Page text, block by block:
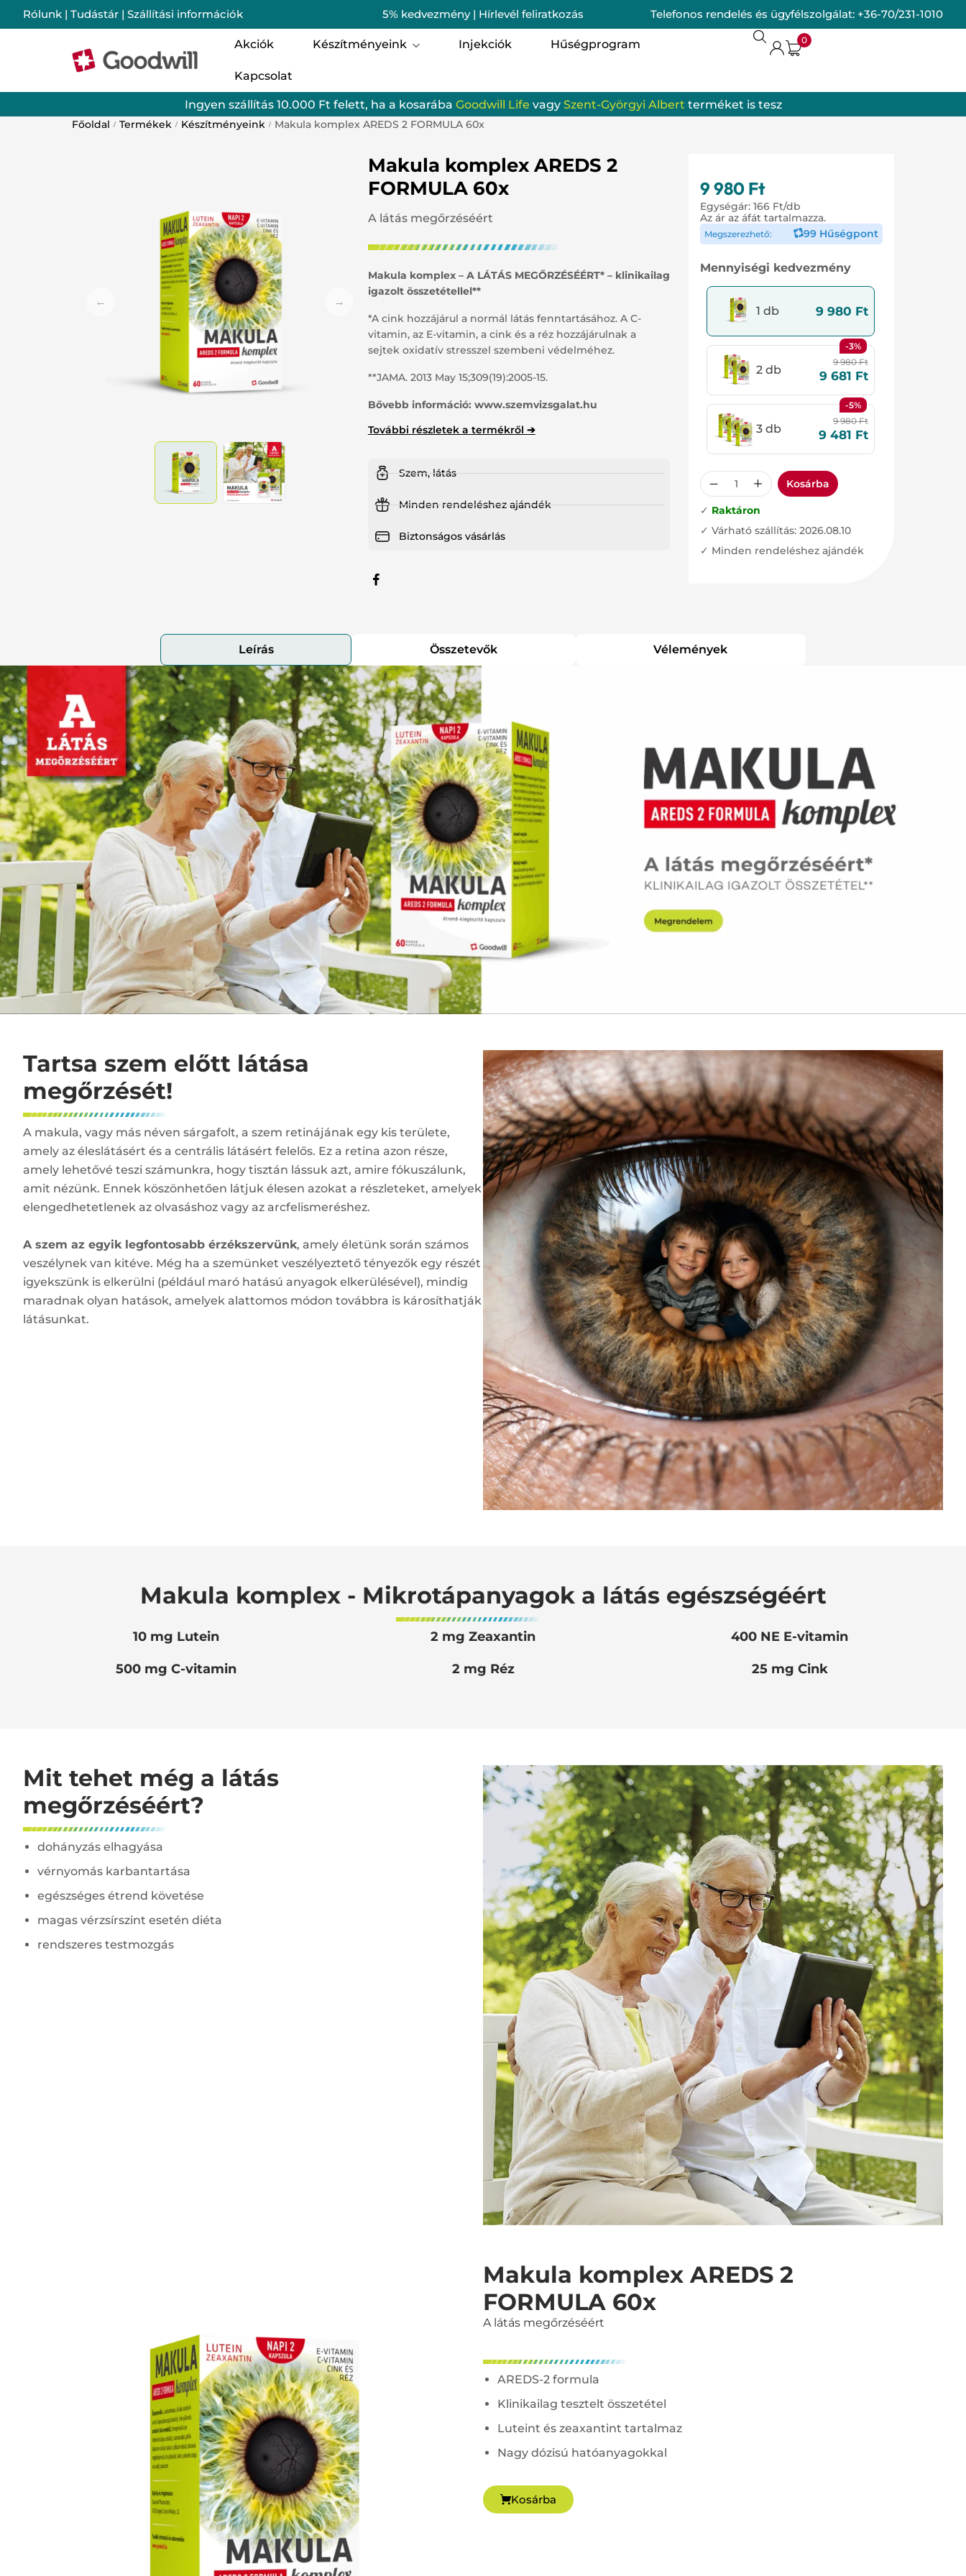
Rólunk | Tudástár | Szállítási információk 5% kedvezmény | Hírlevél feliratkozás Telefonos rendelés és ügyfélszolgálat: +36-70/231-1010
Akciók Készítményeink
Csomagok Szent-Györgyi Albert termékek
Mozgásszervi termékek
Babatervezés Gyerekeknek
Szellemi frissesség és egyensúly Emésztőrendszer
Goodwill Life termékek Vérkeringés
Testsúlykontroll Haj, bőr, köröm
Speciális támogatás
Injekciók Hűségprogram
Kapcsolat
0
Ingyen szállítás 10.000 Ft felett, ha a kosarába Goodwill Life vagy Szent-Györgyi Albert terméket is tesz
Főoldal / Termékek / Készítményeink / Makula komplex AREDS 2 FORMULA 60x
Makula komplex AREDS 2
FORMULA 60x
A látás megőrzéséért
Makula komplex – A LÁTÁS MEGŐRZÉSÉÉRT* – klinikailag
igazolt összetétellel**
*A cink hozzájárul a normál látás fenntartásához. A C-
vitamin, az E-vitamin, a cink és a réz hozzájárulnak a
sejtek oxidatív stresszel szembeni védelméhez.
**JAMA. 2013 May 15;309(19):2005-15.
Bővebb információ: www.szemvizsgalat.hu
További részletek a termékről ➔
Szem, látás
Minden rendeléshez ajándék
Biztonságos vásárlás
9 980 Ft
Egységár: 166 Ft/db
Az ár az áfát tartalmazza.
Megszerezhető: 99 Hűségpont
Mennyiségi kedvezmény
1 db 9 980 Ft
-3%
2 db
9 980Ft
9 681 Ft
-5%
3 db
9 980Ft
9 481 Ft
Kosárba
✓ Raktáron
✓ Várható szállítás: 2026.08.10
✓ Minden rendeléshez ajándék
Leírás Összetevők Vélemények
Tartsa szem előtt látása
megőrzését!
A makula, vagy más néven sárgafolt, a szem retinájának egy kis területe,
amely az éleslátásért és a centrális látásért felelős. Ez a retina azon része,
amely lehetővé teszi számunkra, hogy tisztán lássuk azt, amire fókuszálunk,
amit nézünk. Ennek köszönhetően látjuk élesen azokat a részleteket, amelyek
elengedhetetlenek az olvasáshoz vagy az arcfelismeréshez.
A szem az egyik legfontosabb érzékszervünk, amely életünk során számos
veszélynek van kitéve. Még ha a szemünket veszélyeztető tényezők egy részét
igyekszünk is elkerülni (például maró hatású anyagok elkerülésével), mindig
maradnak olyan hatások, amelyek alattomos módon továbbra is károsíthatják
látásunkat.
Makula komplex - Mikrotápanyagok a látás egészségéért
10 mg Lutein 2 mg Zeaxantin 400 NE E-vitamin
500 mg C-vitamin 2 mg Réz 25 mg Cink
Mit tehet még a látás
megőrzéséért?
dohányzás elhagyása
vérnyomás karbantartása
egészséges étrend követése
magas vérzsírszint esetén diéta
rendszeres testmozgás
Makula komplex AREDS 2
FORMULA 60x
A látás megőrzéséért
AREDS-2 formula
Klinikailag tesztelt összetétel
Luteint és zeaxantint tartalmaz
Nagy dózisú hatóanyagokkal
Kosárba